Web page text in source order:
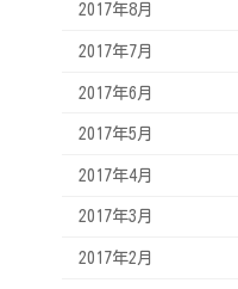
2017年8月
2017年7月
2017年6月
2017年5月
2017年4月
2017年3月
2017年2月